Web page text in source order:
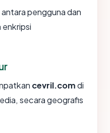
pengguna dan
cevril.comdi
secara geografis